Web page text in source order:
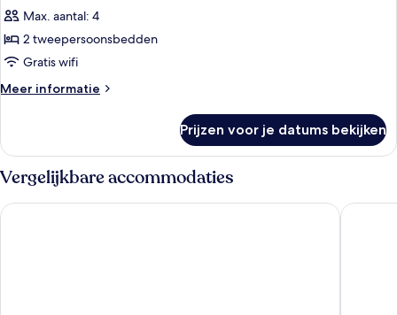
Room
Superior
laden
Max. aantal: 4
2 tweepersoonsbedden
Gratis wifi
Meer informatie
Meer
Superior
Prijzen voor je datums bekijken
Vergelijkbare accommodaties
Hotel Riu Palace Bavaro - All Inclusive Hotel